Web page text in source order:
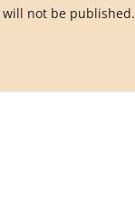
not be published.